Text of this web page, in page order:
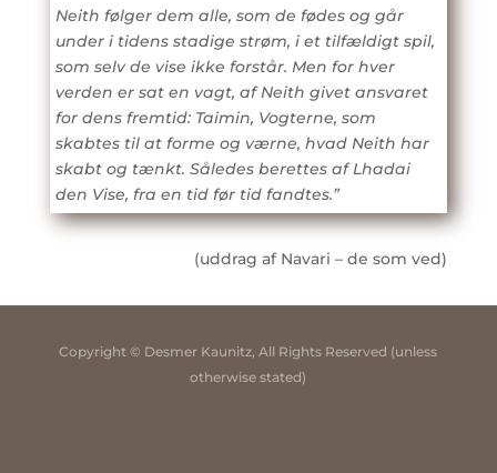
Neith følger dem alle, som de fødes og går
under i tidens stadige strøm, i et tilfældigt spil,
som selv de vise ikke forstår. Men for hver
verden er sat en vagt, af Neith givet ansvaret
for dens fremtid: Taimin, Vogterne, som
skabtes til at forme og værne, hvad Neith har
skabt og tænkt. Således berettes af Lhadai
den Vise, fra en tid før tid fandtes.”
(uddrag af Navari – de som ved)
Copyright © Desmer Kaunitz, All Rights Reserved (unless
otherwise stated)